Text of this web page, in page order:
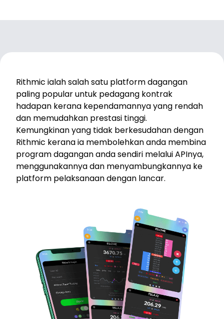
KALENDAR EKONOMI GLOBAL
Log masuk Daftar
Rithmic ialah salah satu platform dagangan
paling popular untuk pedagang kontrak
hadapan kerana kependamannya yang rendah
dan memudahkan prestasi tinggi.
Kemungkinan yang tidak berkesudahan dengan
Rithmic kerana ia membolehkan anda membina
program dagangan anda sendiri melalui APInya,
menggunakannya dan menyambungkannya ke
platform pelaksanaan dengan lancar.